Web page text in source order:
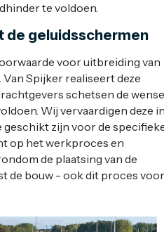
te voldoen.
de geluidsschermen
voor uitbreiding van
Spijker realiseert deze
schetsen de
Wij vervaardigen deze
zijn voor de
op het werkproces en
de plaatsing van de
de bouw - ook dit proces